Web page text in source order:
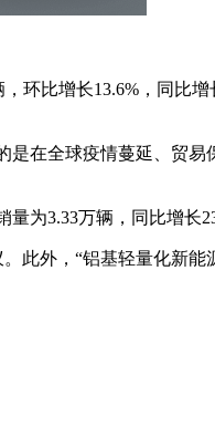
环比增长13.6%，同比
是在全球疫情蔓延、贸
为3.33万辆，同比增长
此外，“铝基轻量化新